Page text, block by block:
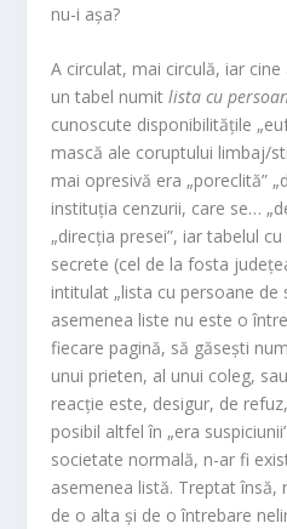
nu-i așa?
A circulat, mai circulă, iar
un tabel numitlista cu
cunoscute disponibilitățile
mască ale coruptului limbaj/
mai opresivă era „poreclită”
instituția cenzurii, care se…
„direcția presei”, iar tabelul
secrete (cel de la fosta
intitulat „lista cu persoane de
asemenea liste nu este o
fiecare pagină, să găsești
unui prieten, al unui coleg,
reacție este, desigur, de
posibil altfel în „era
societate normală, n-ar fi
asemenea listă. Treptat însă,
de o alta și de o întrebare